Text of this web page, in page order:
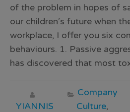
of the problem in hopes of
our children’s future when
workplace, I offer you six
behaviours. 1. Passive
has discovered that most
YIANNIS
Company
Culture,